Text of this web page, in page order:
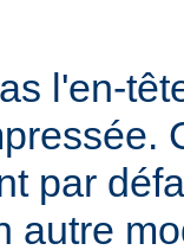
l'en-
par
autre